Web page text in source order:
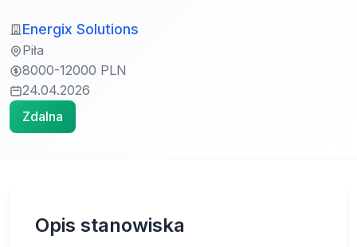
Energix Solutions
Piła
8000-12000 PLN
24.04.2026
Zdalna
Opis stanowiska